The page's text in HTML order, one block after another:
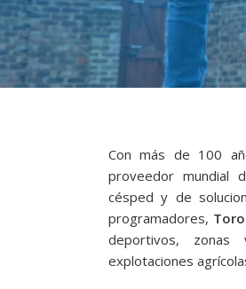
Con más de 100
proveedor mundial
césped y de
programadores, Toro
deportivos, zonas
explotaciones